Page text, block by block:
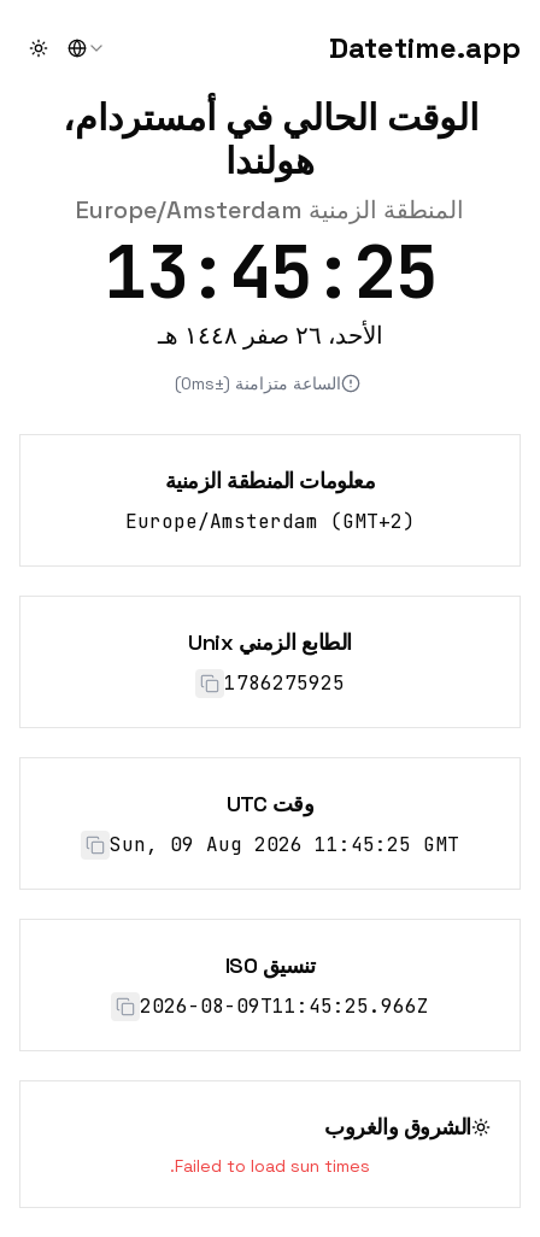
Datetime.app
الوقت الحالي في أمستردام،
هولندا
المنطقة الزمنية Europe/Amsterdam
13:45:25
الأحد، ٢٦ صفر ١٤٤٨ هـ
الساعة متزامنة (±0ms)
معلومات المنطقة الزمنية
Europe/Amsterdam (GMT+2)
الطابع الزمني Unix
1786275925
وقت UTC
Sun, 09 Aug 2026 11:45:25 GMT
تنسيق ISO
2026-08-09T11:45:25.966Z
الشروق والغروب
Failed to load sun times.